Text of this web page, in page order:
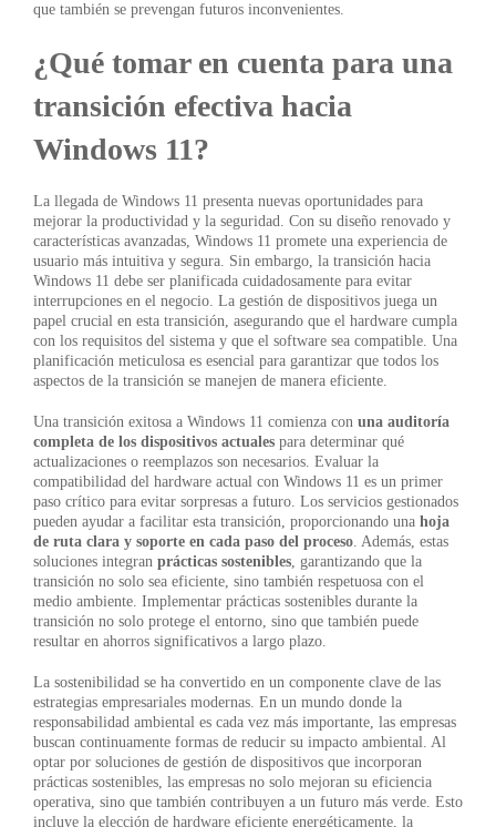
que también se prevengan futuros inconvenientes.
¿Qué tomar en cuenta para una
transición efectiva hacia
Windows 11?
La llegada de Windows 11 presenta nuevas oportunidades para
mejorar la productividad y la seguridad. Con su diseño renovado y
características avanzadas, Windows 11 promete una experiencia de
usuario más intuitiva y segura. Sin embargo, la transición hacia
Windows 11 debe ser planificada cuidadosamente para evitar
interrupciones en el negocio. La gestión de dispositivos juega un
papel crucial en esta transición, asegurando que el hardware cumpla
con los requisitos del sistema y que el software sea compatible. Una
planificación meticulosa es esencial para garantizar que todos los
aspectos de la transición se manejen de manera eficiente.
Una transición exitosa a Windows 11 comienza con una auditoría
completa de los dispositivos actuales para determinar qué
actualizaciones o reemplazos son necesarios. Evaluar la
compatibilidad del hardware actual con Windows 11 es un primer
paso crítico para evitar sorpresas a futuro. Los servicios gestionados
pueden ayudar a facilitar esta transición, proporcionando una hoja
de ruta clara y soporte en cada paso del proceso. Además, estas
soluciones integran prácticas sostenibles, garantizando que la
transición no solo sea eficiente, sino también respetuosa con el
medio ambiente. Implementar prácticas sostenibles durante la
transición no solo protege el entorno, sino que también puede
resultar en ahorros significativos a largo plazo.
La sostenibilidad se ha convertido en un componente clave de las
estrategias empresariales modernas. En un mundo donde la
responsabilidad ambiental es cada vez más importante, las empresas
buscan continuamente formas de reducir su impacto ambiental. Al
optar por soluciones de gestión de dispositivos que incorporan
prácticas sostenibles, las empresas no solo mejoran su eficiencia
operativa, sino que también contribuyen a un futuro más verde. Esto
incluye la elección de hardware eficiente energéticamente, la